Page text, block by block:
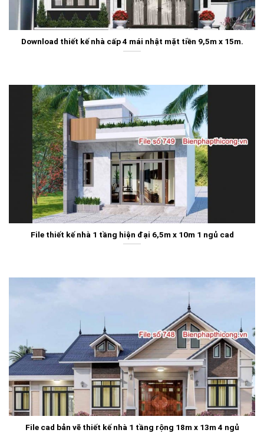
Download thiết kế nhà cấp 4 mái nhật mặt tiền 9,5m x 15m.
File thiết kế nhà 1 tầng hiện đại 6,5m x 10m 1 ngủ cad
File cad bản vẽ thiết kế nhà 1 tầng rộng 18m x 13m 4 ngủ